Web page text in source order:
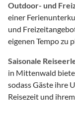
Outdoor- und
einer
und
eigenen Tempo zu
Saisonale
in Mittenwald
sodass Gäste ihre
Reisezeit und